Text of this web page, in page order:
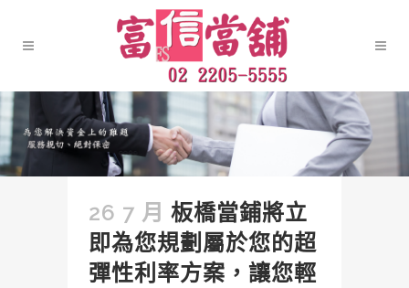
26 7 月 板橋當鋪將立
即為您規劃屬於您的超
彈性利率方案，讓您輕